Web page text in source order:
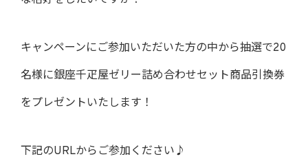
キャンペーンにご参加いただいた方の中から抽選で20
名様に銀座千疋屋ゼリー詰め合わせセット商品引換券
をプレゼントいたします！
下記のURLからご参加ください♪